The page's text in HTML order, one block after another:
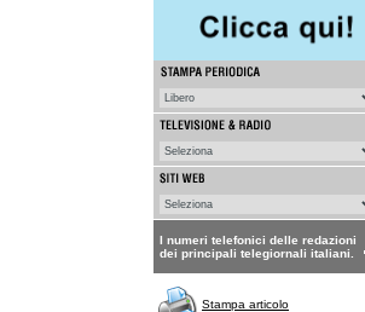
I numeri telefonici delle redazioni
dei principali telegiornali italiani.
Stampa articolo